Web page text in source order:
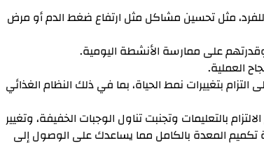
مثل تحسين مشاكل مثل ارتفاع ضغط الدم أو مرض
على ممارسة الأنشطة اليومية.
العملية.
بتغييرات نمط الحياة، بما في ذلك النظام الغذائي
الالتزام بالتعليمات وتجنبت تناول الوجبات الخفيفة، وتغيير
تكميم المعدة بالكامل مما يساعدك على الوصول إلى